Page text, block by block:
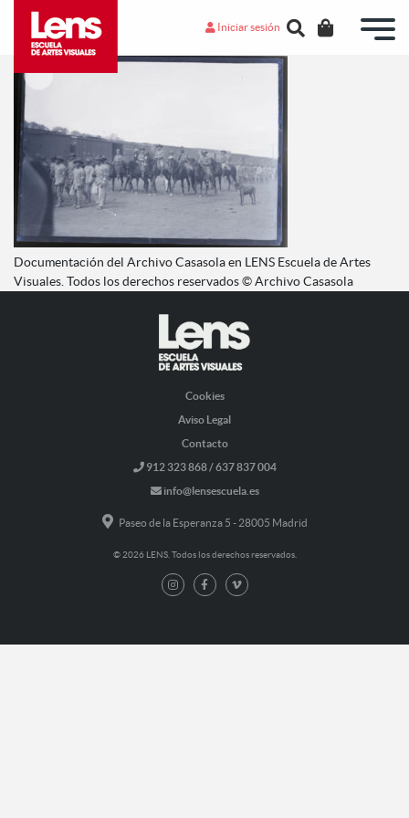
Iniciar sesión
Documentación del Archivo Casasola en LENS Escuela de Artes
Visuales. Todos los derechos reservados © Archivo Casasola
Cookies
Aviso Legal
Contacto
912 323 868 / 637 837 004
info@lensescuela.es
Paseo de la Esperanza 5 - 28005 Madrid
© 2026 LENS. Todos los derechos reservados.